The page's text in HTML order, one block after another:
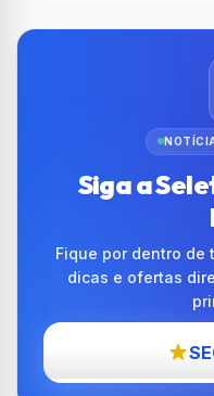
Siga a
Fique por dentro de
dicas e ofertas